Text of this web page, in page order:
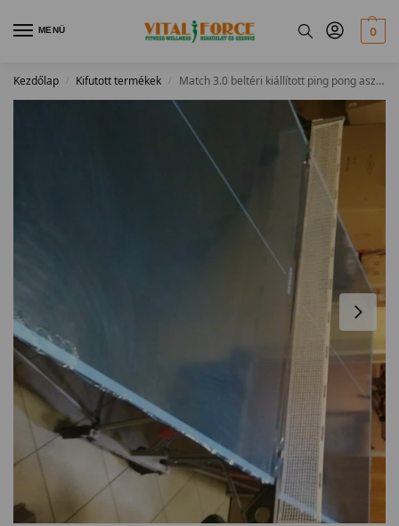
MENÜ 0
Kezdőlap / Kifutott termékek / Match 3.0 beltéri kiállított ping pong asztal